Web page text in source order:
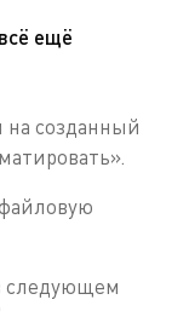
ещё
созданный
следующем